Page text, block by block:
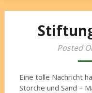
Posted
Eine tolle Nachricht
Störche und Sand –